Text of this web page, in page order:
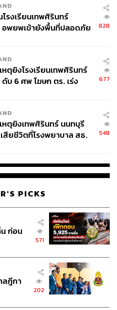
โรงเรียนเทพศิรินทร์
อพยพเข้ายังพื้นที่ปลอดภัย
828
หตุยิงโรงเรียนเทพศิรินทร์
บ 6 ศพ โฆษก ตร. เร่ง
677
หตุยิงเทพศิรินทร์ นนทบุรี
เสียชีวิตที่โรงพยาบาล สธ.
548
PICKS
ก่อน
571
ลฎีกา
202